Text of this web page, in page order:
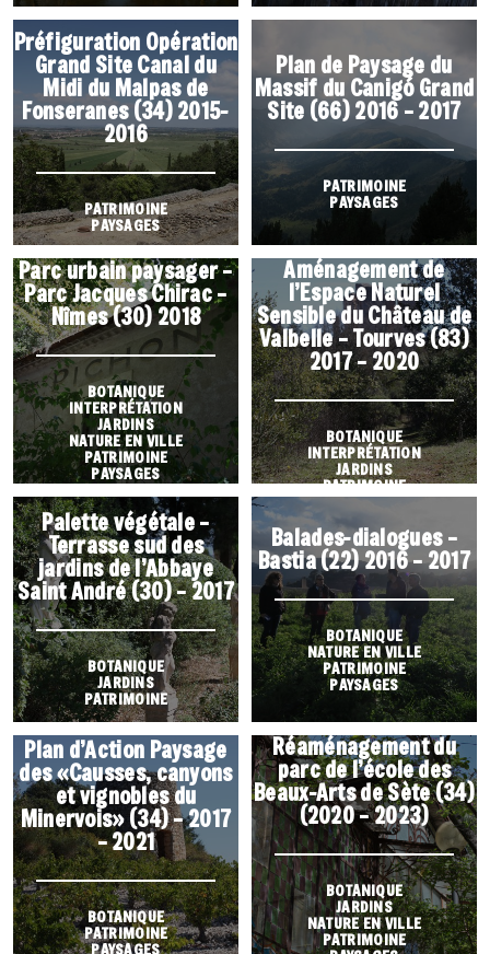
Préfiguration Opération
Grand Site Canal du
Midi du Malpas de
Fonseranes (34) 2015-
2016
PATRIMOINE
PAYSAGES
Plan de Paysage du
Massif du Canigó Grand
Site (66) 2016 – 2017
PATRIMOINE
PAYSAGES
Parc urbain paysager –
Parc Jacques Chirac –
Nîmes (30) 2018
BOTANIQUE
INTERPRÉTATION
JARDINS
NATURE EN VILLE
PATRIMOINE
PAYSAGES
Aménagement de
l’Espace Naturel
Sensible du Château de
Valbelle – Tourves (83)
2017 – 2020
BOTANIQUE
INTERPRÉTATION
JARDINS
PATRIMOINE
PAYSAGES
Palette végétale –
Terrasse sud des
jardins de l’Abbaye
Saint André (30) – 2017
BOTANIQUE
JARDINS
PATRIMOINE
Balades-dialogues –
Bastia (22) 2016 – 2017
BOTANIQUE
NATURE EN VILLE
PATRIMOINE
PAYSAGES
Plan d’Action Paysage
des «Causses, canyons
et vignobles du
Minervois» (34) – 2017
– 2021
BOTANIQUE
PATRIMOINE
PAYSAGES
Réaménagement du
parc de l’école des
Beaux-Arts de Sète (34)
(2020 – 2023)
BOTANIQUE
JARDINS
NATURE EN VILLE
PATRIMOINE